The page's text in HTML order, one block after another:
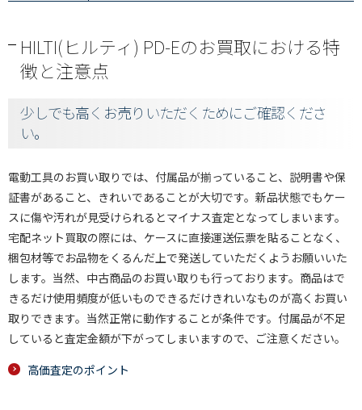
HILTI(ヒルティ) PD-Eのお買取における特
徴と注意点
少しでも高くお売りいただくためにご確認くださ
い。
電動工具のお買い取りでは、付属品が揃っていること、説明書や保
証書があること、きれいであることが大切です。新品状態でもケー
スに傷や汚れが見受けられるとマイナス査定となってしまいます。
宅配ネット買取の際には、ケースに直接運送伝票を貼ることなく、
梱包材等でお品物をくるんだ上で発送していただくようお願いいた
します。当然、中古商品のお買い取りも行っております。商品はで
きるだけ使用頻度が低いものできるだけきれいなものが高くお買い
取りできます。当然正常に動作することが条件です。付属品が不足
していると査定金額が下がってしまいますので、ご注意ください。
高価査定のポイント